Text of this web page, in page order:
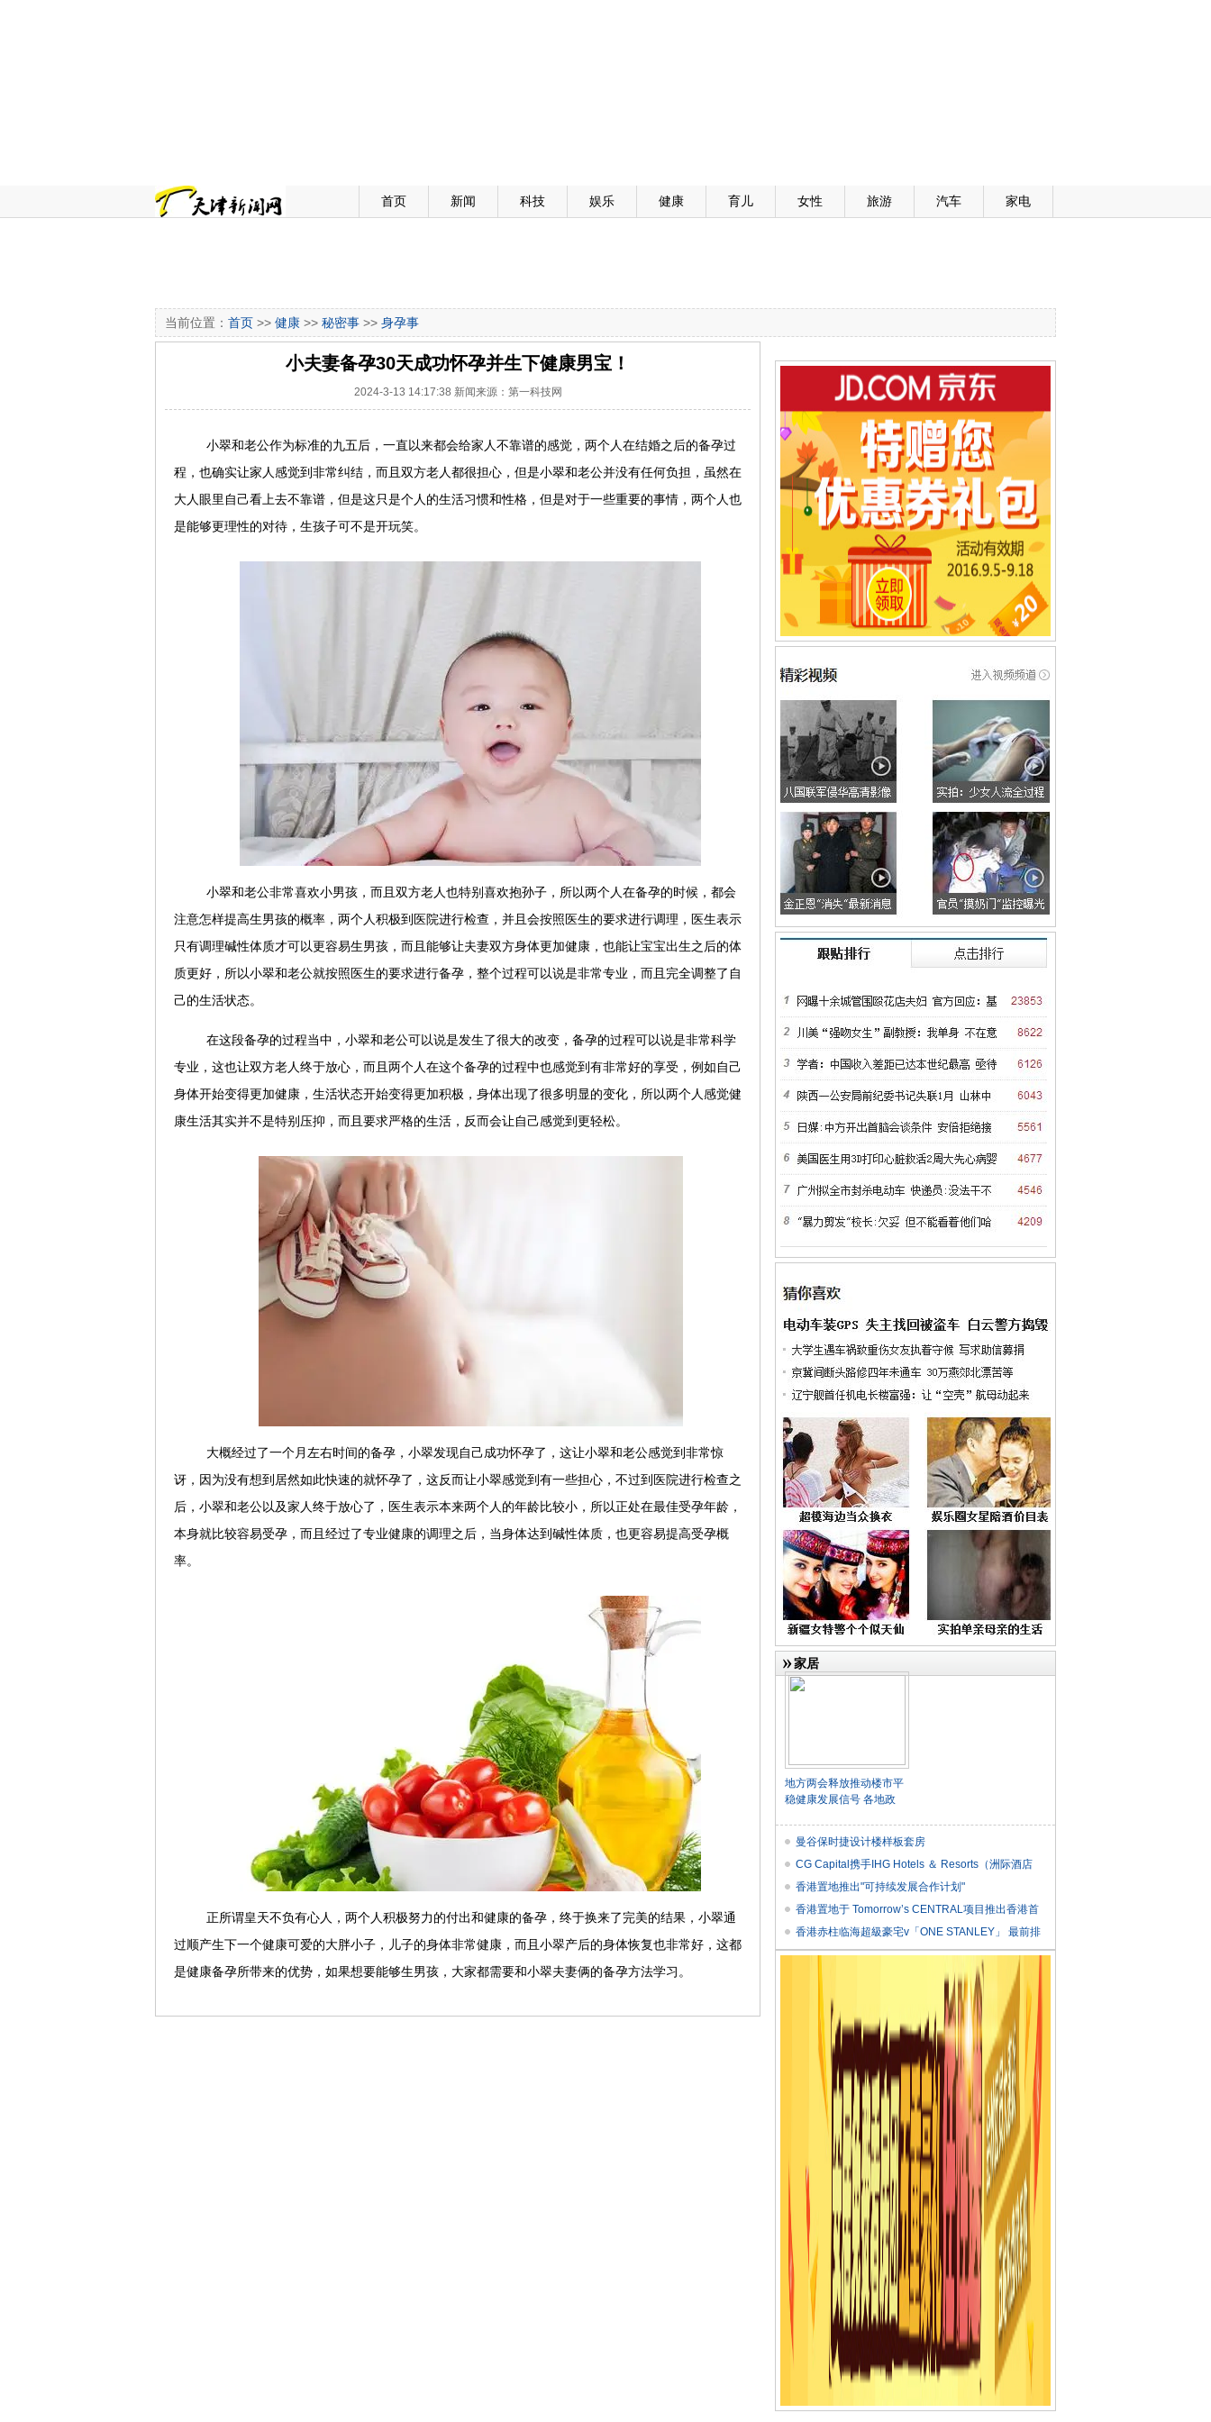
首页 新闻 科技 娱乐 健康 育儿 女性 旅游 汽车 家电
当前位置： 首页 >> 健康 >> 秘密事 >> 身孕事
小夫妻备孕30天成功怀孕并生下健康男宝！
2024-3-13 14:17:38 新闻来源：第一科技网
小翠和老公作为标准的九五后，一直以来都会给家人不靠谱的感觉，两个人在结婚之后的备孕过
程，也确实让家人感觉到非常纠结，而且双方老人都很担心，但是小翠和老公并没有任何负担，虽然在
大人眼里自己看上去不靠谱，但是这只是个人的生活习惯和性格，但是对于一些重要的事情，两个人也
是能够更理性的对待，生孩子可不是开玩笑。
小翠和老公非常喜欢小男孩，而且双方老人也特别喜欢抱孙子，所以两个人在备孕的时候，都会
注意怎样提高生男孩的概率，两个人积极到医院进行检查，并且会按照医生的要求进行调理，医生表示
只有调理碱性体质才可以更容易生男孩，而且能够让夫妻双方身体更加健康，也能让宝宝出生之后的体
质更好，所以小翠和老公就按照医生的要求进行备孕，整个过程可以说是非常专业，而且完全调整了自
己的生活状态。
在这段备孕的过程当中，小翠和老公可以说是发生了很大的改变，备孕的过程可以说是非常科学
专业，这也让双方老人终于放心，而且两个人在这个备孕的过程中也感觉到有非常好的享受，例如自己
身体开始变得更加健康，生活状态开始变得更加积极，身体出现了很多明显的变化，所以两个人感觉健
康生活其实并不是特别压抑，而且要求严格的生活，反而会让自己感觉到更轻松。
大概经过了一个月左右时间的备孕，小翠发现自己成功怀孕了，这让小翠和老公感觉到非常惊
讶，因为没有想到居然如此快速的就怀孕了，这反而让小翠感觉到有一些担心，不过到医院进行检查之
后，小翠和老公以及家人终于放心了，医生表示本来两个人的年龄比较小，所以正处在最佳受孕年龄，
本身就比较容易受孕，而且经过了专业健康的调理之后，当身体达到碱性体质，也更容易提高受孕概
率。
正所谓皇天不负有心人，两个人积极努力的付出和健康的备孕，终于换来了完美的结果，小翠通
过顺产生下一个健康可爱的大胖小子，儿子的身体非常健康，而且小翠产后的身体恢复也非常好，这都
是健康备孕所带来的优势，如果想要能够生男孩，大家都需要和小翠夫妻俩的备孕方法学习。
家居
地方两会释放推动楼市平
稳健康发展信号 各地政
曼谷保时捷设计楼样板套房
CG Capital携手IHG Hotels ＆ Resorts（洲际酒店
香港置地推出"可持续发展合作计划"
香港置地于 Tomorrow’s CENTRAL项目推出香港首
个 香港赤柱临海超級豪宅v「ONE STANLEY」 最前排
★